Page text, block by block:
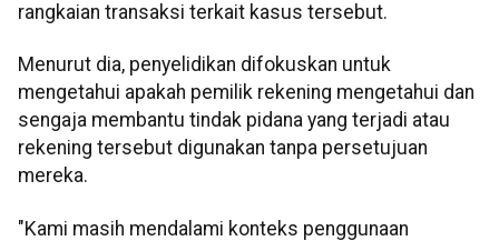
rangkaian transaksi terkait kasus tersebut.
Menurut dia, penyelidikan difokuskan untuk
mengetahui apakah pemilik rekening mengetahui dan
sengaja membantu tindak pidana yang terjadi atau
rekening tersebut digunakan tanpa persetujuan
mereka.
"Kami masih mendalami konteks penggunaan